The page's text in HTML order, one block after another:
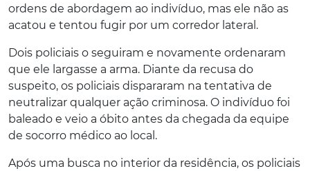
ordens de abordagem ao indivíduo, mas ele não as
acatou e tentou fugir por um corredor lateral.
Dois policiais o seguiram e novamente ordenaram
que ele largasse a arma. Diante da recusa do
suspeito, os policiais dispararam na tentativa de
neutralizar qualquer ação criminosa. O indivíduo foi
baleado e veio a óbito antes da chegada da equipe
de socorro médico ao local.
Após uma busca no interior da residência, os policiais